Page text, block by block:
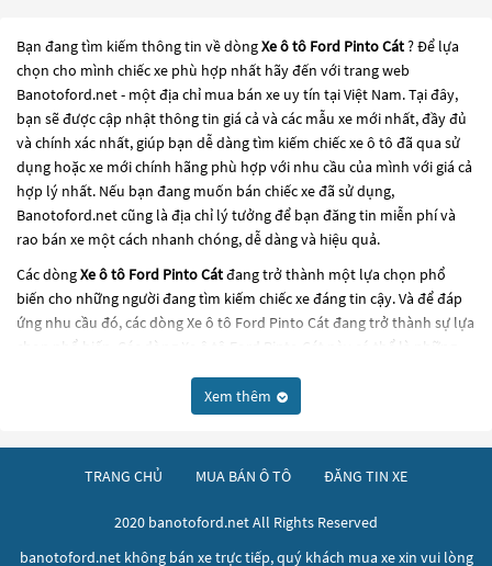
Bạn đang tìm kiếm thông tin về dòngXe ô tô Ford Pinto Cát? Để lựa
chọn cho mình chiếc xe phù hợp nhất hãy đến với trang web
Banotoford.net - một địa chỉ mua bán xe uy tín tại Việt Nam. Tại đây,
bạn sẽ được cập nhật thông tin giá cả và các mẫu xe mới nhất, đầy đủ
và chính xác nhất, giúp bạn dễ dàng tìm kiếm chiếc xe ô tô đã qua sử
dụng hoặc xe mới chính hãng phù hợp với nhu cầu của mình với giá cả
hợp lý nhất. Nếu bạn đang muốn bán chiếc xe đã sử dụng,
Banotoford.net cũng là địa chỉ lý tưởng để bạn đăng tin miễn phí và
rao bán xe một cách nhanh chóng, dễ dàng và hiệu quả.
Các dòngXe ô tô Ford Pinto Cátđang trở thành một lựa chọn phổ
biến cho những người đang tìm kiếm chiếc xe đáng tin cậy. Và để đáp
ứng nhu cầu đó, các dòngXe ô tô Ford Pinto Cátđang trở thành sự lựa
chọn phổ biến. Các dòng
Xe ô tô Ford Pinto Cát
này có thể là những
hiện đại và công nghệ tiên tiến. Các dòngXe ô tô Ford Pinto Cát
đều được kiểm tra và bảo dưỡng kỹ lưỡng để đảm bảo chất lượng và
hiệu suất tốt nhất. Nếu bạn đang tìm kiếm một chiếc xe, hãy khám
phá các dòngXe ô tô Ford Pinto Cátnày và chọn cho mình một chiếc
Xem thêm
TRANG CHỦ MUA BÁN Ô TÔ ĐĂNG TIN XE
2020 banotoford.net All Rights Reserved
banotoford.net không bán xe trực tiếp, quý khách mua xe xin vui lòng